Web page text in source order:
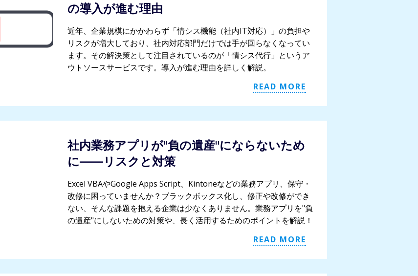
の導入が進む理由
近年、企業規模にかかわらず「情シス機能（社内IT対応）」の負担や
リスクが増大しており、社内対応部門だけでは手が回らなくなってい
ます。その解決策として注目されているのが「情シス代行」というア
ウトソースサービスです。導入が進む理由を詳しく解説。
READ MORE
社内業務アプリが"負の遺産"にならないため
に——リスクと対策
Excel VBAやGoogle Apps Script、Kintoneなどの業務アプリ、保守・
改修に困っていませんか？ブラックボックス化し、修正や改修ができ
ない、そんな課題を抱える企業は少なくありません。業務アプリを"負
の遺産"にしないための対策や、長く活用するためのポイントを解説！
READ MORE